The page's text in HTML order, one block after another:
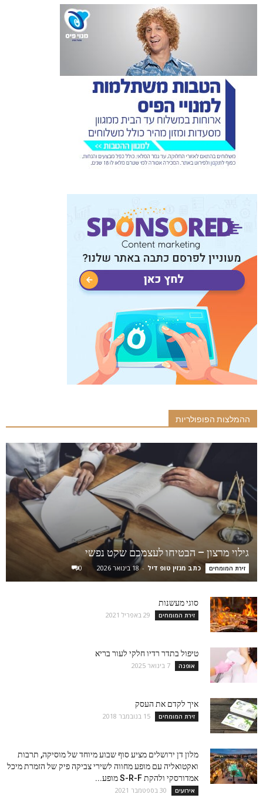
ההמלצות הפופולריות
גילוי מרצון – הבטיחו לעצמכם שקט נפשי
זירת המומחים כתב מגזין טופ דיל - 18 בינואר 2026 0
סוגי מעשנות
זירת המומחים 29 באפריל 2021
טיפול בתדר רדיו חלקי לעור בריא
אופנה 7 בינואר 2025
איך לקדם את העסק
זירת המומחים 15 בנובמבר 2018
מלון דן ירושלים מציע סוף שבוע מיוחד של מוסיקה, תרבות
ואקטואליה עם מופע מחווה לשירי צביקה פיק של הזמרת מיכל
אמדורסקי ולהקת S-R-F מופע...
אירועים 30 בספטמבר 2021